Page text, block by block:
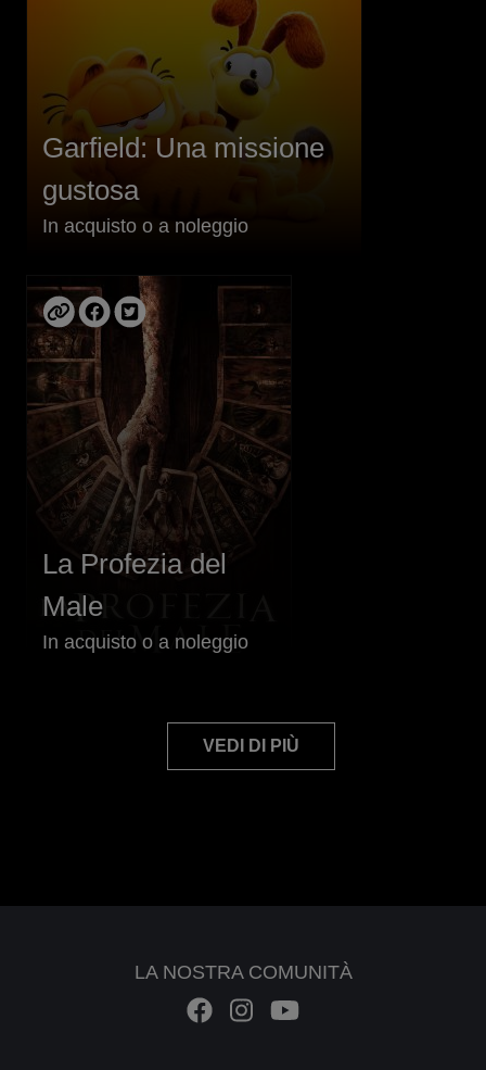
Garfield: Una missione
gustosa
In acquisto o a noleggio
La Profezia del
Male
In acquisto o a noleggio
VEDI DI PIÙ
LA NOSTRA COMUNITÀ